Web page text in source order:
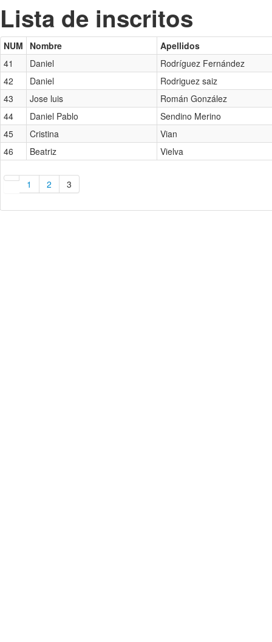
Lista de inscritos
NUM Nombre Apellidos
1 2 3
41 Daniel
Rodríguez Fernández
42
Daniel
Rodriguez saiz
43
Jose luis
Román González
44
Daniel Pablo
Sendino Merino
45
Cristina
Vian
46
Beatriz Vielva